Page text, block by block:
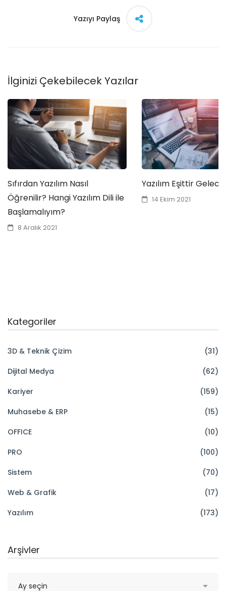
Yazıyı Paylaş
İlginizi Çekebilecek Yazılar
Sıfırdan Yazılım Nasıl
Öğrenilir? Hangi Yazılım Dili ile
Başlamalıyım?
8 Aralık 2021
Yazılım Eşittir
14 Ekim 2021
Kategoriler
3D & Teknik Çizim
(31)
Dijital Medya
(62)
Kariyer
(159)
Muhasebe & ERP
(15)
OFFICE
(10)
PRO
(100)
Sistem
(70)
Web & Grafik
(17)
Yazılım
(173)
Arşivler